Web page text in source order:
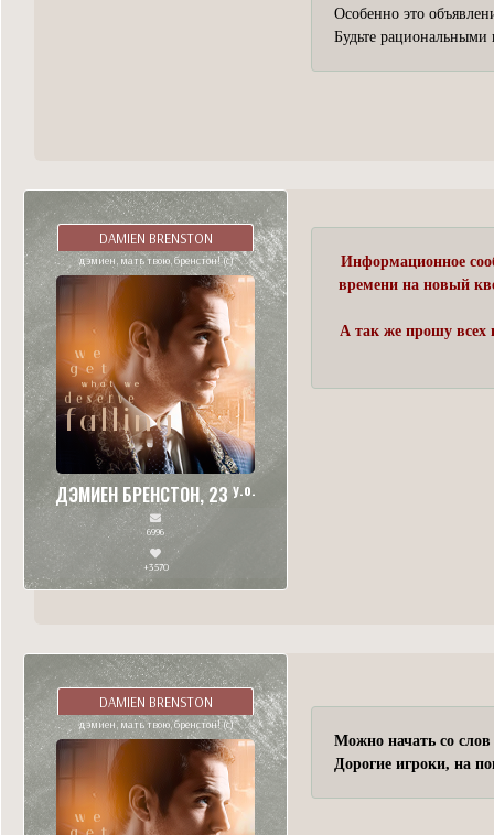
Особенно это
Будьте
DAMIEN BRENSTON
дэмиен, мать твою, бренстон! (с)
ДЭМИЕН БРЕНСТОН, 23y.o.
6996
+3570
Информационное
времени на новый
А так же прошу всех
DAMIEN BRENSTON
дэмиен, мать твою, бренстон! (с)
Можно начать со
Дорогие игроки, на